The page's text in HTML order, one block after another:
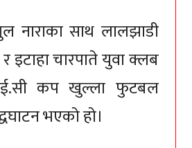
नाराका साथ लालझाडी
इटाहा चारपाते युवा क्लब
कप खुल्ला फुटबल
भएको हो।